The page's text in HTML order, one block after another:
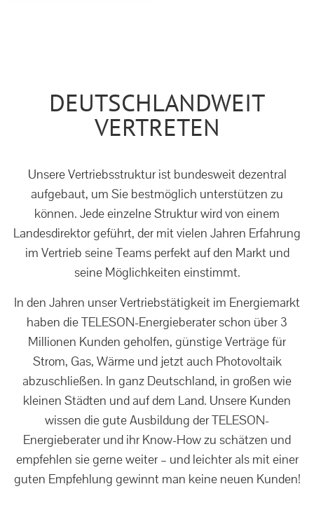
DEUTSCHLANDWEIT
VERTRETEN
Unsere Vertriebsstruktur ist bundesweit dezentral
aufgebaut, um Sie bestmöglich unterstützen zu
können. Jede einzelne Struktur wird von einem
Landesdirektor geführt, der mit vielen Jahren Erfahrung
im Vertrieb seine Teams perfekt auf den Markt und
seine Möglichkeiten einstimmt.
In den Jahren unser Vertriebstätigkeit im Energiemarkt
haben die TELESON-Energieberater schon über 3
Millionen Kunden geholfen, günstige Verträge für
Strom, Gas, Wärme und jetzt auch Photovoltaik
abzuschließen. In ganz Deutschland, in großen wie
kleinen Städten und auf dem Land. Unsere Kunden
wissen die gute Ausbildung der TELESON-
Energieberater und ihr Know-How zu schätzen und
empfehlen sie gerne weiter – und leichter als mit einer
guten Empfehlung gewinnt man keine neuen Kunden!